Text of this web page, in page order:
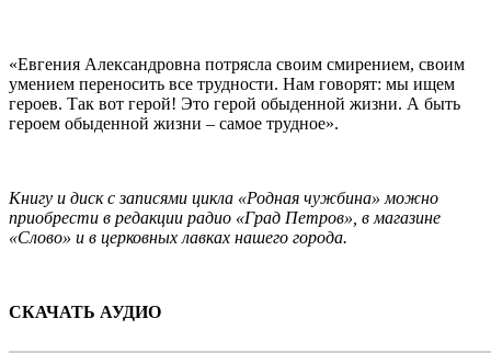
«Евгения Александровна потрясла своим смирением, своим
умением переносить все трудности. Нам говорят: мы ищем
героев. Так вот герой! Это герой обыденной жизни. А быть
героем обыденной жизни – самое трудное».
Книгу и диск с записями цикла «Родная чужбина» можно
приобрести в редакции радио «Град Петров», в магазине
«Слово» и в церковных лавках нашего города.
СКАЧАТЬ АУДИО